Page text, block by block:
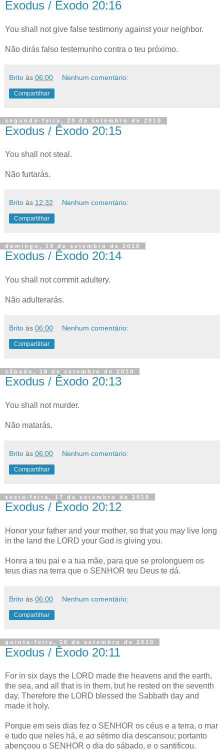
Exodus / Êxodo 20:16
You shall not give false testimony against your neighbor.
Não dirás falso testemunho contra o teu próximo.
Brito às 06:00 Nenhum comentário:
Compartilhar
segunda-feira, 20 de setembro de 2010
Exodus / Êxodo 20:15
You shall not steal.
Não furtarás.
Brito às 12:32 Nenhum comentário:
Compartilhar
domingo, 19 de setembro de 2010
Exodus / Êxodo 20:14
You shall not commit adultery.
Não adulterarás.
Brito às 06:00 Nenhum comentário:
Compartilhar
sábado, 18 de setembro de 2010
Exodus / Êxodo 20:13
You shall not murder.
Não matarás.
Brito às 06:00 Nenhum comentário:
Compartilhar
sexta-feira, 17 de setembro de 2010
Exodus / Êxodo 20:12
Honor your father and your mother, so that you may live long
in the land the LORD your God is giving you.
Honra a teu pai e a tua mãe, para que se prolonguem os
teus dias na terra que o SENHOR teu Deus te dá.
Brito às 06:00 Nenhum comentário:
Compartilhar
quinta-feira, 16 de setembro de 2010
Exodus / Êxodo 20:11
For in six days the LORD made the heavens and the earth,
the sea, and all that is in them, but he rested on the seventh
day. Therefore the LORD blessed the Sabbath day and
made it holy.
Porque em seis dias fez o SENHOR os céus e a terra, o mar
e tudo que neles há, e ao sétimo dia descansou; portanto
abençoou o SENHOR o dia do sábado, e o santificou.